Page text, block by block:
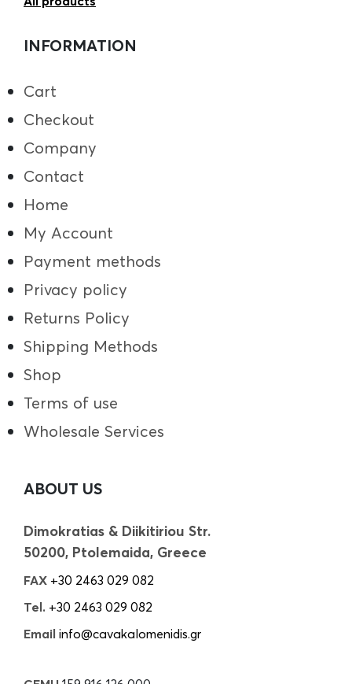
INFORMATION
Cart
Checkout
Company
Contact
Home
My Account
Payment methods
Privacy policy
Returns Policy
Shipping Methods
Shop
Terms of use
Wholesale Services
ABOUT US
Dimokratias & Diikitiriou Str.
50200, Ptolemaida, Greece
FAX +30 2463 029 082
Tel. +30 2463 029 082
Email info@cavakalomenidis.gr